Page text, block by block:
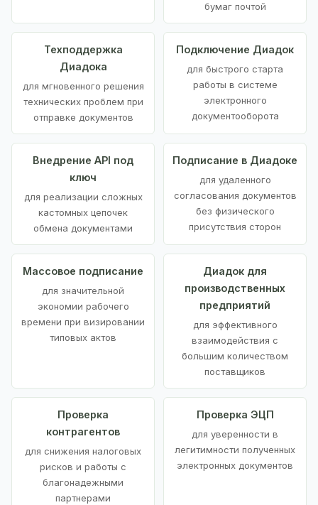
бумаг почтой
Техподдержка
Диадока
для мгновенного решения
технических проблем при
отправке документов
Подключение Диадок
для быстрого старта
работы в системе
электронного
документооборота
Внедрение API под
ключ
для реализации сложных
кастомных цепочек
обмена документами
Подписание в Диадоке
для удаленного
согласования документов
без физического
присутствия сторон
Массовое подписание
для значительной
экономии рабочего
времени при визировании
типовых актов
Диадок для
производственных
предприятий
для эффективного
взаимодействия с
большим количеством
поставщиков
Проверка
контрагентов
для снижения налоговых
рисков и работы с
благонадежными
партнерами
Проверка ЭЦП
для уверенности в
легитимности полученных
электронных документов